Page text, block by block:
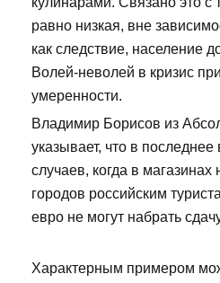
равно низкая, вне
как следствие, население
Волей-неволей в кризис
умеренности.
Владимир Борисов из
указывает, что в
случаев, когда в
городов российским
евро не могут набрать
Характерным примером